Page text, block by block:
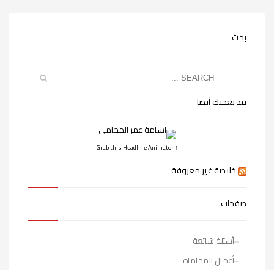
بحث
قد يعجبك أيضا
↑ Grab this Headline Animator
خلاصة غير معروفة
صفحات
أسئلة شائعة
أعمال المحاماة